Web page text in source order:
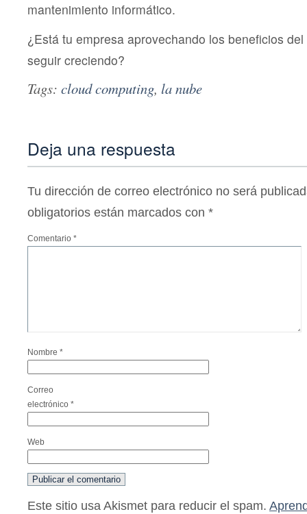
mantenimiento informático.
¿Está tu empresa aprovechando los beneficios
seguir creciendo?
Tags: cloud computing, la nube
Deja una respuesta
Tu dirección de correo electrónico no será
obligatorios están marcados con *
Comentario *
Nombre *
Correo
electrónico *
Web
Este sitio usa Akismet para reducir el spam.